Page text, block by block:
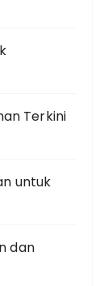
Terkini
untuk
dan